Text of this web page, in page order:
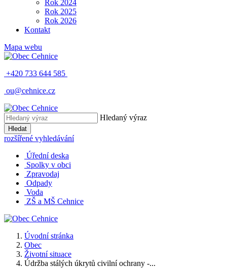
Rok 2024
Rok 2025
Rok 2026
Kontakt
Mapa webu
+420 733 644 585
ou@cehnice.cz
Hledaný výraz
Hledat
rozšířené vyhledávání
Úřední deska
Spolky v obci
Zpravodaj
Odpady
Voda
ZŠ a MŠ Cehnice
Úvodní stránka
Obec
Životní situace
Údržba stálých úkrytů civilní ochrany -...